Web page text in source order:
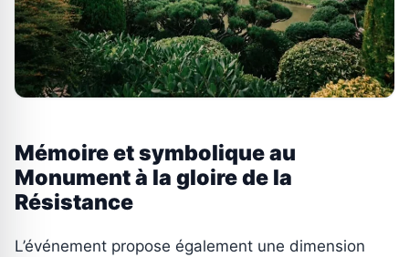
Mémoire et symbolique au
Monument à la gloire de la
Résistance
L’événement propose également une dimension